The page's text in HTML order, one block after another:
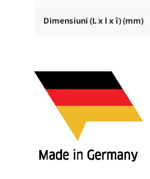
Dimensiuni (L x l x î) (mm)